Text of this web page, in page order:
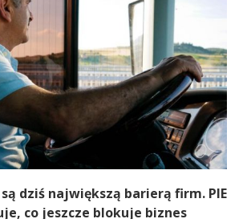
dziś największą barierą firm. PIE
co jeszcze blokuje biznes